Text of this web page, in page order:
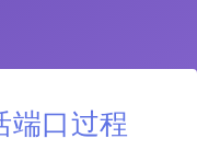
端口过程